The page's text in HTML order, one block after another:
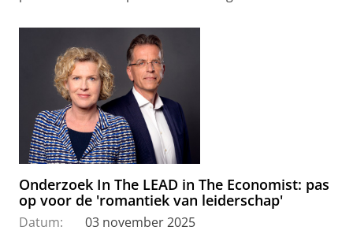
Onderzoek In The LEAD in The Economist: pas
op voor de 'romantiek van leiderschap'
Datum:
03 november 2025